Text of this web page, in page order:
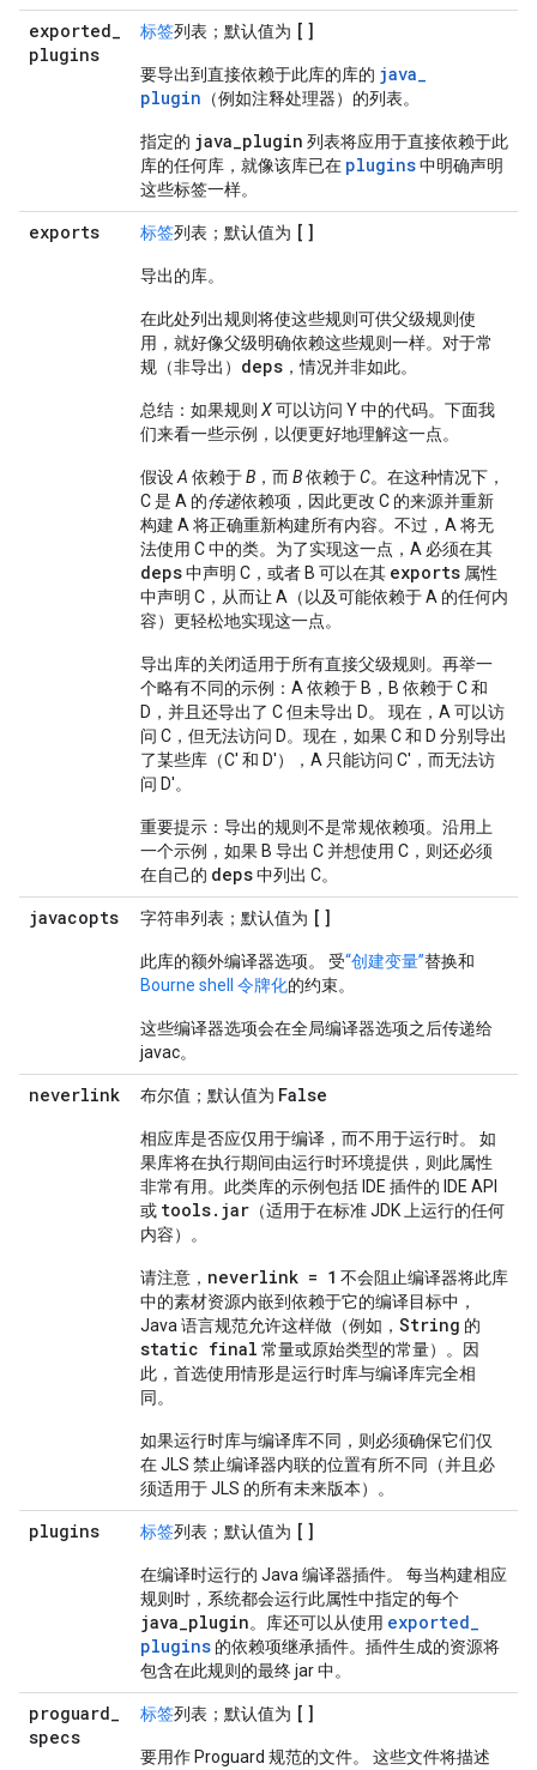
exported_
plugins
标签列表；默认值为 []
要导出到直接依赖于此库的库的 java_
plugin （例如注释处理器）的列表。
指定的 java_plugin 列表将应用于直接依赖于此
库的任何库，就像该库已在 plugins中明确声明
这些标签一样。
exports 标签列表；默认值为 []
导出的库。
在此处列出规则将使这些规则可供父级规则使
用，就好像父级明确依赖这些规则一样。对于常
规（非导出） deps ，情况并非如此。
总结：如果规则 X可以访问 Y 中的代码。下面我
们来看一些示例，以便更好地理解这一点。
假设A 依赖于B ，而B依赖于C。在这种情况下，
C 是 A 的传递依赖项，因此更改 C 的来源并重新
构建 A 将正确重新构建所有内容。不过，A 将无
法使用 C 中的类。为了实现这一点，A 必须在其
deps中声明 C，或者 B 可以在其 exports 属性
中声明 C，从而让 A（以及可能依赖于 A 的任何内
容）更轻松地实现这一点。
导出库的关闭适用于所有直接父级规则。再举一
个略有不同的示例：A 依赖于 B，B 依赖于 C 和
D，并且还导出了 C 但未导出 D。 现在，A 可以访
问 C，但无法访问 D。现在，如果 C 和 D 分别导出
了某些库（C' 和 D'），A 只能访问 C'，而无法访
问 D'。
重要提示：导出的规则不是常规依赖项。沿用上
一个示例，如果 B 导出 C 并想使用 C，则还必须
在自己的 deps中列出 C。
javacopts 字符串列表；默认值为 []
此库的额外编译器选项。 受“创建变量”替换和
Bourne shell 令牌化的约束。
这些编译器选项会在全局编译器选项之后传递给
javac。
neverlink 布尔值；默认值为 False
相应库是否应仅用于编译，而不用于运行时。 如
果库将在执行期间由运行时环境提供，则此属性
非常有用。此类库的示例包括 IDE 插件的 IDE API
或 tools. jar （适用于在标准 JDK 上运行的任何
内容）。
请注意， neverlink = 1 不会阻止编译器将此库
中的素材资源内嵌到依赖于它的编译目标中，
Java 语言规范允许这样做（例如， String 的
static final 常量或原始类型的常量）。因
此，首选使用情形是运行时库与编译库完全相
同。
如果运行时库与编译库不同，则必须确保它们仅
在 JLS 禁止编译器内联的位置有所不同（并且必
须适用于 JLS 的所有未来版本）。
plugins 标签列表；默认值为 []
在编译时运行的 Java 编译器插件。 每当构建相应
规则时，系统都会运行此属性中指定的每个
java_plugin。库还可以从使用 exported_
plugins 的依赖项继承插件。插件生成的资源将
包含在此规则的最终 jar 中。
proguard_
specs
标签列表；默认值为 []
要用作 Proguard 规范的文件。 这些文件将描述